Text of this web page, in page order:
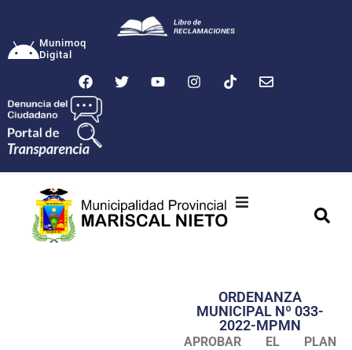
Munimoq
Digital
Transparencia
Seguridad
ORDENANZA
MUNICIPAL Nº 033-
2022-MPMN
APROBAR EL PLAN